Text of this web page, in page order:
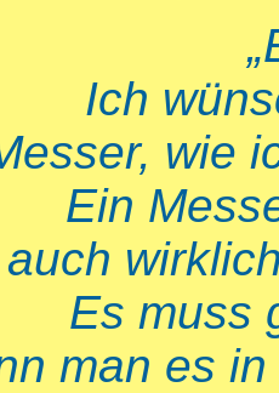
Ich
wie
Ein
Es muss
man es